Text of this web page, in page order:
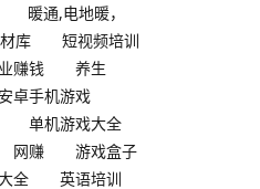
暖通,电地暖，
库
短视频培训
赚钱
养生
安卓手机游戏
单机游戏大全
网赚
游戏盒子
全
英语培训